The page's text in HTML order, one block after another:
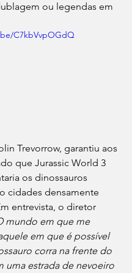
ou legendas em
C7kbVvpOGdQ
Trevorrow, garantiu aos
que Jurassic World 3
os dinossauros
cidades densamente
entrevista, o diretor
mundo em que me
em que é possível
corra na frente do
uma estrada de nevoeiro